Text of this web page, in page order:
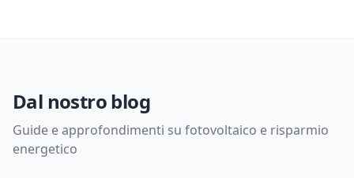
Dal nostro blog
Guide e approfondimenti su fotovoltaico e risparmio
energetico